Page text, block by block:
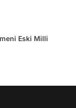
Eski Milli